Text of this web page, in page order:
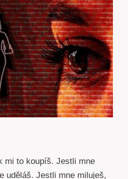
mi to koupíš. Jestli mne
uděláš. Jestli mne miluješ,